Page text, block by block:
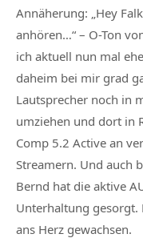
Annäherung: „Hey
anhören…“ – O-Ton
ich aktuell nun mal
daheim bei mir grad
Lautsprecher noch in
umziehen und dort in
Comp 5.2 Active an
Streamern. Und auch
Bernd hat die aktive
Unterhaltung gesorgt.
ans Herz gewachsen.